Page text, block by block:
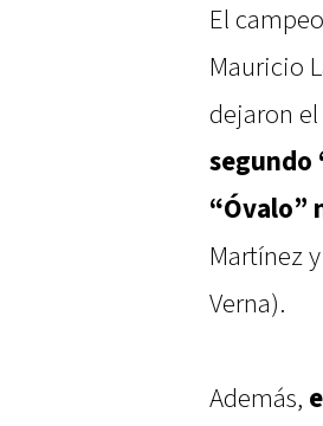
El
Mauricio
dejaron
segundo
“Óvalo”
Martínez
Verna).
Además,